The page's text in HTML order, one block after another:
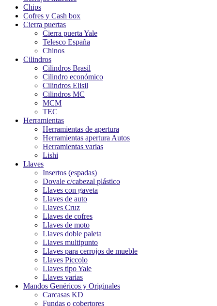
Chips
Cofres y Cash box
Cierra puertas
Cierra puerta Yale
Telesco España
Chinos
Cilindros
Cilindros Brasil
Cilindro económico
Cilindros Elisil
Cilindros MC
MCM
TEC
Herramientas
Herramientas de apertura
Herramientas apertura Autos
Herramientas varias
Lishi
Llaves
Insertos (espadas)
Dovale c/cabezal plástico
Llaves con gaveta
Llaves de auto
Llaves Cruz
Llaves de cofres
Llaves de moto
Llaves doble paleta
Llaves multipunto
Llaves para cerrojos de mueble
Llaves Piccolo
Llaves tipo Yale
Llaves varias
Mandos Genéricos y Originales
Carcasas KD
Fundas o cobertores